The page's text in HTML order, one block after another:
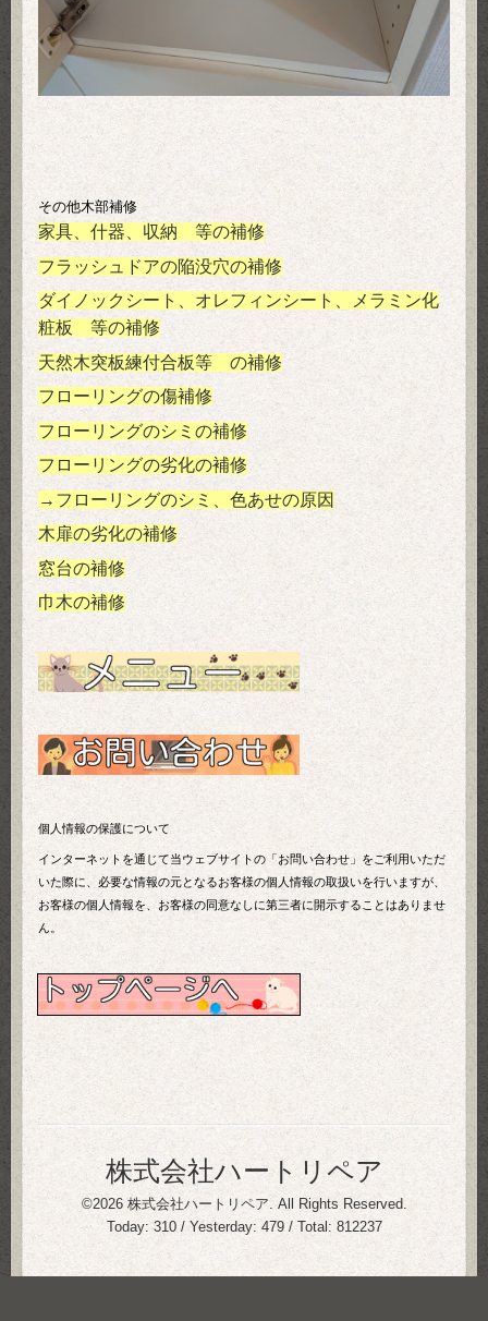
その他木部補修
家具、什器、収納 等の補修
フラッシュドアの陥没穴の補修
ダイノックシート、オレフィンシート、メラミン化
粧板 等の補修
天然木突板練付合板等 の補修
フローリングの傷補修
フローリングのシミの補修
フローリングの劣化の補修
→フローリングのシミ、色あせの原因
木扉の劣化の補修
窓台の補修
巾木の補修
個人情報の保護について
インターネットを通じて当ウェブサイトの「お問い合わせ」をご利用いただ
いた際に、必要な情報の元となるお客様の個人情報の取扱いを行いますが、
お客様の個人情報を、お客様の同意なしに第三者に開示することはありませ
ん。
株式会社ハートリペア
©2026 株式会社ハートリペア . All Rights Reserved.
Today: 310/ Yesterday: 479/ Total: 812237